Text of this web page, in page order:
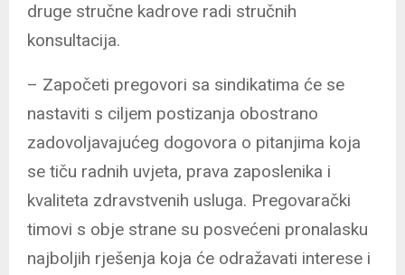
druge stručne kadrove radi stručnih
konsultacija.
– Započeti pregovori sa sindikatima će se
nastaviti s ciljem postizanja obostrano
zadovoljavajućeg dogovora o pitanjima koja
se tiču radnih uvjeta, prava zaposlenika i
kvaliteta zdravstvenih usluga. Pregovarački
timovi s obje strane su posvećeni pronalasku
najboljih rješenja koja će odražavati interese i